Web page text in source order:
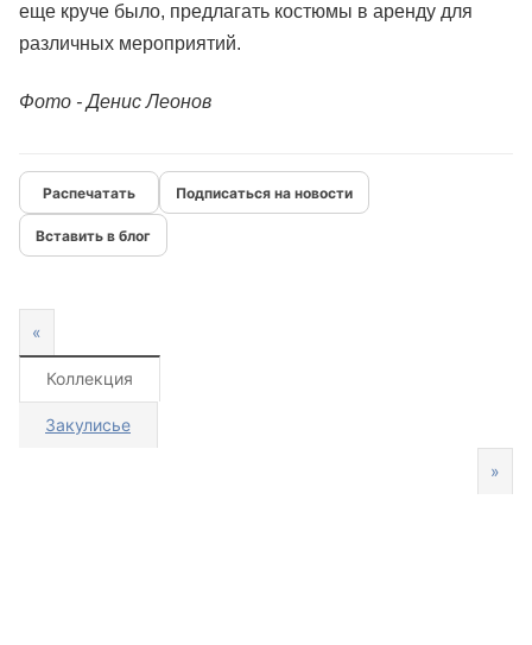
еще круче было, предлагать костюмы в аренду для
различных мероприятий.
Фото - Денис Леонов
Подписаться на новости
Вставить в блог
«
Коллекция
Закулисье
»